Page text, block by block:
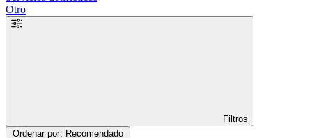
Otro
Filtros